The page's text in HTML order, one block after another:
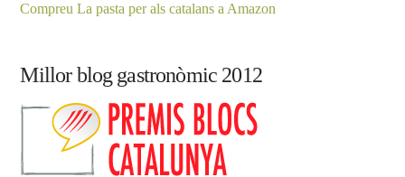
Compreu La pasta per als catalans a Amazon
Millor blog gastronòmic 2012